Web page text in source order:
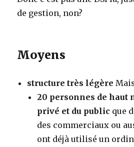
de gestion, non?
Moyens
structure très légère
20 personnes de haut
privé et du public que
des commerciaux ou
ont déjà utilisé un